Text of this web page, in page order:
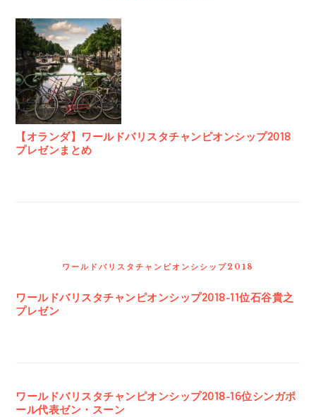
【オランダ】ワールドバリスタチャンピオンシップ2018
プレゼンまとめ
ワールドバリスタチャンピオンシシップ2018
ワールドバリスタチャンピオンシップ2018-11位石谷貴之
プレゼン
ワールドバリスタチャンピオンシップ2018-16位シンガポ
ール代表ゼン・スーン